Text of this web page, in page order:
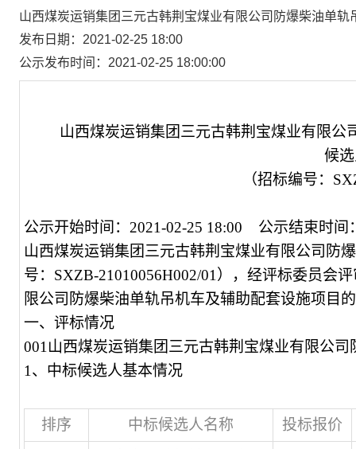
山西煤炭运销集团三元古韩荆宝煤业有限公司防爆柴油单
发布日期：2021-02-25 18:00
公示发布时间：2021-02-25 18:00:00
山西煤炭运销集团三元古韩荆宝煤业有限
候
（招标编号：
公示开始时间：2021-02-25 18:00 公示结束时间
山西煤炭运销集团三元古韩荆宝煤业有限公司防
号：SXZB-21010056H002/01），经评标委员会
限公司防爆柴油单轨吊机车及辅助配套设施项目
一、评标情况
001 山西煤炭运销集团三元古韩荆宝煤业有限公
1、中标候选人基本情况
排序 中标候选人名称
投标报价